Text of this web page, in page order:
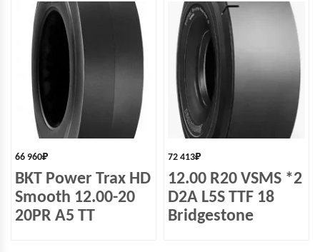
66 960₽
BKT Power Trax HD
Smooth 12.00-20
20PR A5 TT
72 413₽
12.00 R20 VSMS *2
D2A L5S TTF 18
Bridgestone